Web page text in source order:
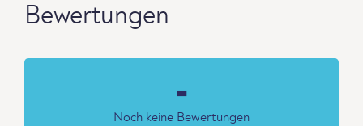
Bewertungen
-
Noch keine Bewertungen